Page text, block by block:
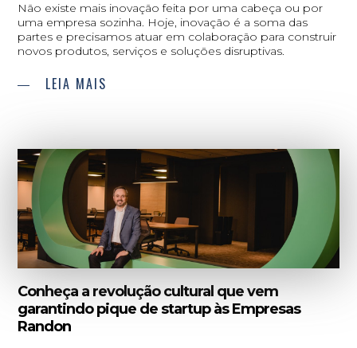
Não existe mais inovação feita por uma cabeça ou por
uma empresa sozinha. Hoje, inovação é a soma das
partes e precisamos atuar em colaboração para construir
novos produtos, serviços e soluções disruptivas.
LEIA MAIS
Conheça a revolução cultural que vem
garantindo pique de startup às Empresas
Randon